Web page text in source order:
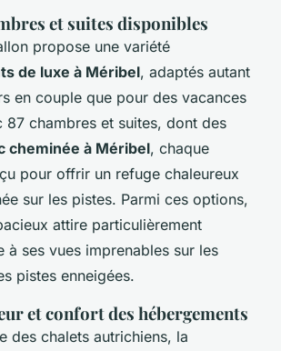
et suites disponibles
propose une variété
de luxe à Méribel, adaptés autant
en couple que pour des vacances
87 chambres et suites, dont des
cheminée à Méribel, chaque
pour offrir un refuge chaleureux
sur les pistes. Parmi ces options,
attire particulièrement
à ses vues imprenables sur les
pistes enneigées.
et confort des hébergements
des chalets autrichiens, la